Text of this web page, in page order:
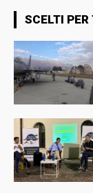
SCELTI PER